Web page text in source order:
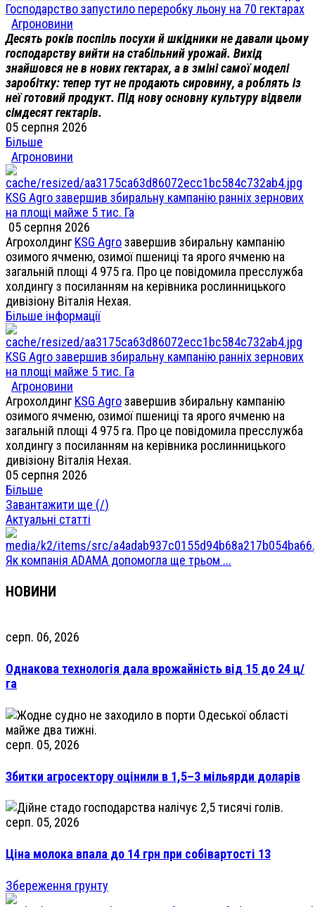
Господарство запустило переробку льону на 70 гектарах
Агроновини
Десять років поспіль посухи й шкідники не давали цьому
господарству вийти на стабільний урожай. Вихід
знайшовся не в нових гектарах, а в зміні самої моделі
заробітку: тепер тут не продають сировину, а роблять із
неї готовий продукт. Під нову основну культуру відвели
сімдесят гектарів.
05 серпня 2026
Більше
Агроновини
KSG Agro завершив збиральну кампанію ранніх зернових
на площі майже 5 тис. Га
05 серпня 2026
АгрохолдингKSG Agroзавершив збиральну кампанію
озимого ячменю, озимої пшениці та ярого ячменю на
загальній площі 4 975 га. Про це повідомила пресслужба
холдингу з посиланням на керівника рослинницького
дивізіону Віталія Нехая.
Більше інформації
KSG Agro завершив збиральну кампанію ранніх зернових
на площі майже 5 тис. Га
Агроновини
АгрохолдингKSG Agroзавершив збиральну кампанію
озимого ячменю, озимої пшениці та ярого ячменю на
загальній площі 4 975 га. Про це повідомила пресслужба
холдингу з посиланням на керівника рослинницького
дивізіону Віталія Нехая.
05 серпня 2026
Більше
Завантажити ще (/)
Актуальні статті
Як компанія ADAMA допомогла ще трьом ...
НОВИНИ
серп. 06, 2026
Однакова технологія дала врожайність від 15 до 24 ц/
га
серп. 05, 2026
Збитки агросектору оцінили в 1,5–3 мільярди доларів
серп. 05, 2026
Ціна молока впала до 14 грн при собівартості 13
Збереження грунту